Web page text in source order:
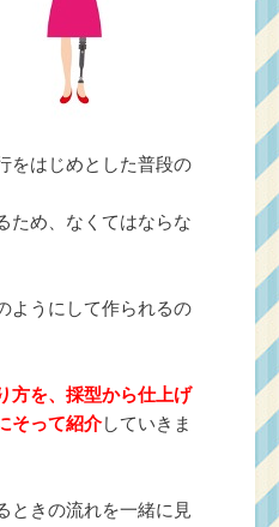
をはじめとした普段の
ため、なくてはならな
ようにして作られるの
方を、採型から仕上げ
そって紹介していきま
ときの流れを一緒に見